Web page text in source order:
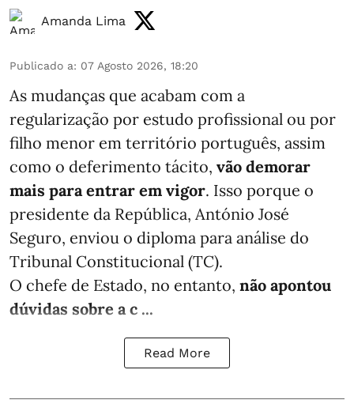
Amanda Lima
Publicado a: 07 Agosto 2026, 18:20
As mudanças que acabam com a
regularização por estudo profissional ou por
filho menor em território português, assim
como o deferimento tácito, vão demorar
mais para entrar em vigor. Isso porque o
presidente da República, António José
Seguro, enviou o diploma para análise do
Tribunal Constitucional (TC).
O chefe de Estado, no entanto, não apontou
dúvidas sobre a c ...
Read More